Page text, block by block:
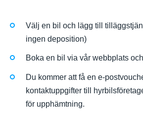
Välj en bil och lägg till
ingen deposition)
Boka en bil via vår webbplats
Du kommer att få en e-
kontaktuppgifter till
för upphämtning.